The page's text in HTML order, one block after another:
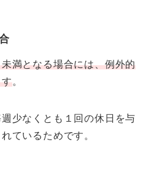
満となる場合には、例外的
。
少なくとも１回の休日を与
ているためです。